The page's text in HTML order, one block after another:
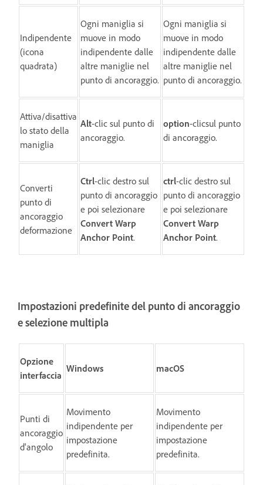
Indipendente
(icona
quadrata)
Ogni maniglia si
muove in modo
indipendente dalle
altre maniglie nel
punto di ancoraggio.
Ogni maniglia si
muove in modo
indipendente dalle
altre maniglie nel
punto di ancoraggio.
Attiva/disattiva
lo stato della
maniglia
Alt-clic sul punto di
ancoraggio.
option-clicsul punto
di ancoraggio.
Converti
punto di
ancoraggio
deformazione
Ctrl-clic destro sul
punto di ancoraggio
e poi selezionare
Convert Warp
Anchor Point.
ctrl-clic destro sul
punto di ancoraggio
e poi selezionare
Convert Warp
Anchor Point.
Impostazioni predefinite del punto di ancoraggio
e selezione multipla
Opzione
interfaccia
Windows macOS
Punti di
ancoraggio
d'angolo
Movimento
indipendente per
impostazione
predefinita.
Movimento
indipendente per
impostazione
predefinita.